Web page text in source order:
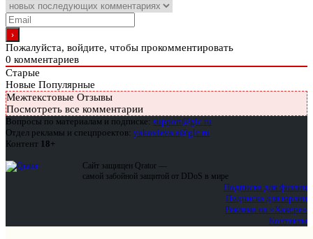
Пожалуйста, войдите, чтобы прокомментировать
0 комментариев
Старые
Новые Популярные
Межтекстовые Отзывы
Посмотреть все комментарии
Вопросы по материалам и подписке: support@glc.ru
Отдел рекламы и спецпроектов: yakovleva.a@glc.ru
Контент 18+
Сайт защищен Qrator —
самой забойной защитой от DDoS в мире
Подписка для физлиц
Подписка для юрлиц
Реклама на «Хакере»
Контакты